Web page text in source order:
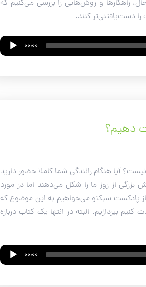
راهکارها و روش‌هایی را بررسی می‌کنیم که
دست‌یافتنی‌تر کنند.
00:00
دهیم؟
آیا هنگام رانندگی شما کاملا حضور دارید
از روز ما را شکل می‌دهند اما در مورد
پادکست سبکتو می‌خواهیم به این موضوع که
بپردازیم. البته در انتها یک کتاب درباره
00:00